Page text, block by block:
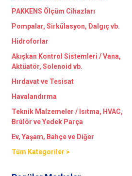
PAKKENS Ölçüm Cihazları
Pompalar, Sirkülasyon, Dalgıç vb.
Hidroforlar
Akışkan Kontrol Sistemleri / Vana,
Aktüatör, Solenoid vb.
Hırdavat ve Tesisat
Havalandırma
Teknik Malzemeler / Isıtma, HVAC,
Brülör ve Yedek Parça
Ev, Yaşam, Bahçe ve Diğer
Tüm Kategoriler >